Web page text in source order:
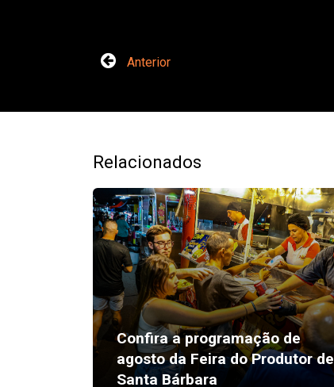
Anterior
Relacionados
Confira a programação de
agosto da Feira do Produtor de
Santa Bárbara